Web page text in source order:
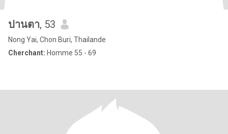
ปานตา, 53
Nong Yai, Chon Buri, Thailande
Cherchant: Homme 55 - 69